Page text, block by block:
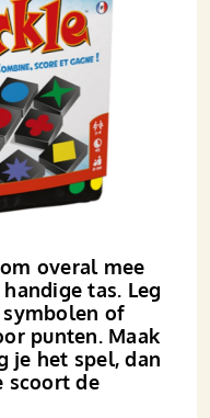
overal mee
tas. Leg
of
punten. Maak
je het spel, dan
scoort de